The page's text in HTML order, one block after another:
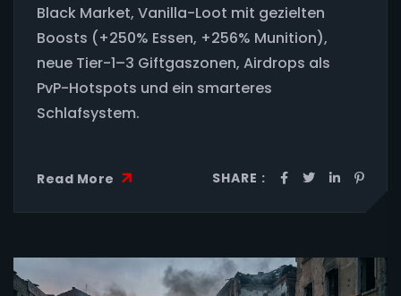
Black Market, Vanilla-Loot mit gezielten
Boosts (+250% Essen, +256% Munition),
neue Tier-1–3 Giftgaszonen, Airdrops als
PvP-Hotspots und ein smarteres
Schlafsystem.
Read More SHARE :